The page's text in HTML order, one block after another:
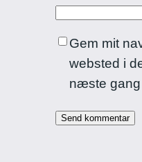
Gem mit
websted i
næste gang